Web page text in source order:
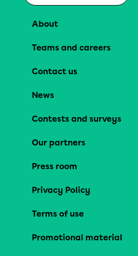
About
Teams and careers
Contact us
News
Contests and surveys
Our partners
Press room
Privacy Policy
Terms of use
Promotional material